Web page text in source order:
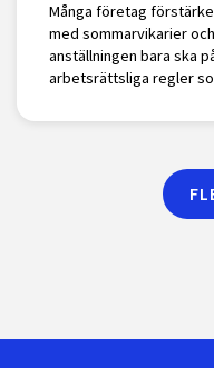
Många företag
med sommarvikarier
anställningen bara ska
arbetsrättsliga regler